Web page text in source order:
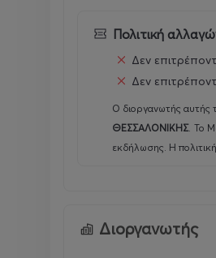
Πολιτική
Δεν
Δεν
Ο διοργανωτής αυτής
ΘΕΣΣΑΛΟΝΙΚΗΣ. Το
εκδήλωσης. Η
Διοργανωτής